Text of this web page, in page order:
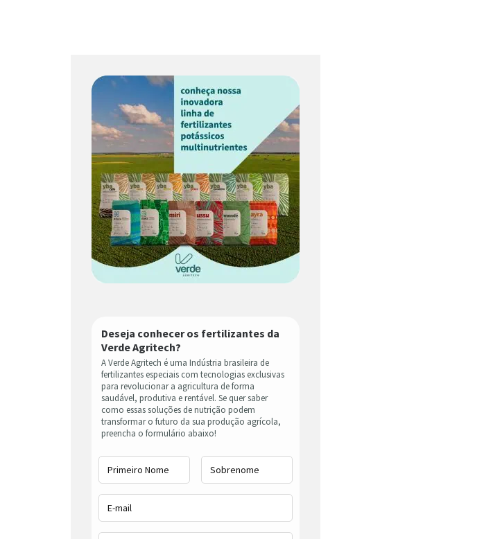
Deseja conhecer os fertilizantes da
Verde Agritech?
A Verde Agritech é uma Indústria brasileira de
fertilizantes especiais com tecnologias exclusivas
para revolucionar a agricultura de forma
saudável, produtiva e rentável. Se quer saber
como essas soluções de nutrição podem
transformar o futuro da sua produção agrícola,
preencha o formulário abaixo!